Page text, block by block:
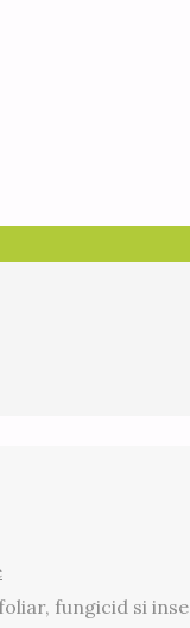
fungicid si